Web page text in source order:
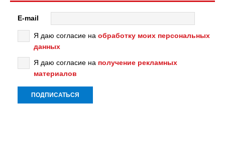
E-mail
Я даю согласие на обработку моих персональных
данных
Я даю согласие на получение рекламных
материалов